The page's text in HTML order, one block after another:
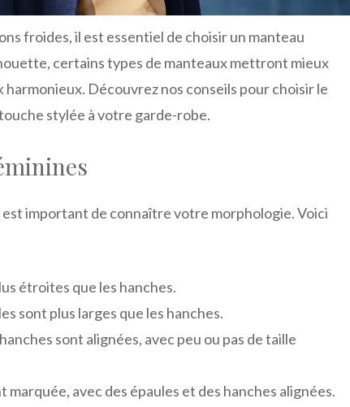
froides, il est essentiel de choisir un manteau
certains types de manteaux mettront mieux
Découvrez nos conseils pour choisir le
stylée à votre garde-robe.
est important de connaître votre morphologie. Voici
étroites que les hanches.
sont plus larges que les hanches.
sont alignées, avec peu ou pas de taille
avec des épaules et des hanches alignées.